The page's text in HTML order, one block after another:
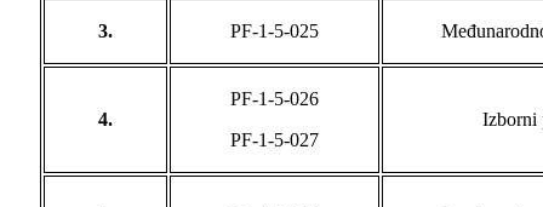
3. PF-1-5-025
4.
PF-1-5-026
PF-1-5-027
Izborni